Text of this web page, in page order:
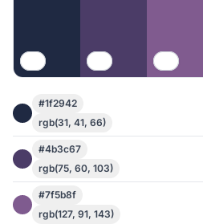
#1f2942
rgb(31, 41, 66)
#4b3c67
rgb(75, 60, 103)
#7f5b8f
rgb(127, 91, 143)